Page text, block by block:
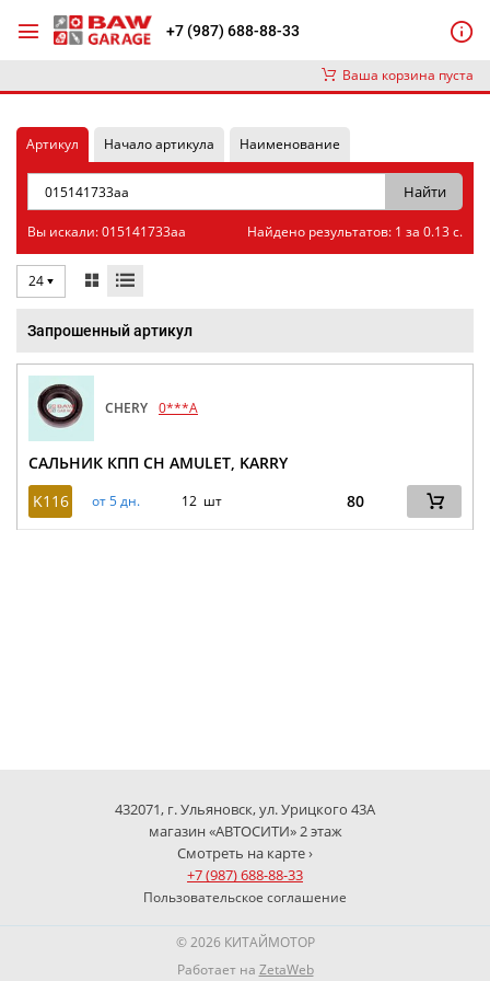
+7 (987) 688-88-33
Ваша корзина пуста
Артикул Начало артикула Наименование
Вы искали: 015141733aa Найдено результатов: 1 за 0.13 с.
24
Запрошенный артикул
CHERY 0***A
САЛЬНИК КПП CH AMULET, KARRY
K116
от 5 дн. 12 шт 80
432071, г. Ульяновск, ул. Урицкого 43А
магазин «АВТОСИТИ» 2 этаж
Смотреть на карте ›
+7 (987) 688-88-33
Пользовательское соглашение
© 2026 КИТАЙМОТОР
Работает на ZetaWeb